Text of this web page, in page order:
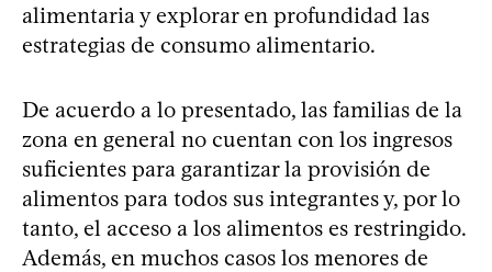
alimentaria y explorar en profundidad las
estrategias de consumo alimentario.
De acuerdo a lo presentado, las familias de la
zona en general no cuentan con los ingresos
suficientes para garantizar la provisión de
alimentos para todos sus integrantes y, por lo
tanto, el acceso a los alimentos es restringido.
Además, en muchos casos los menores de